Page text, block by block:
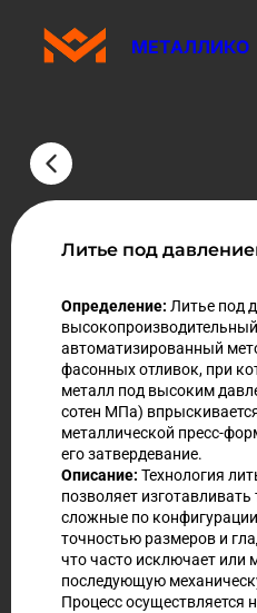
МЕТАЛЛИКО
Литье под
Определение: Литье под
автоматизированный
фасонных отливок, при
металл под высоким
сотен МПа)
металлической пресс-
его затвердевание.
Описание: Технология
позволяет
сложные по
точностью размеров и
что часто исключает или
последующую
Процесс осуществляется